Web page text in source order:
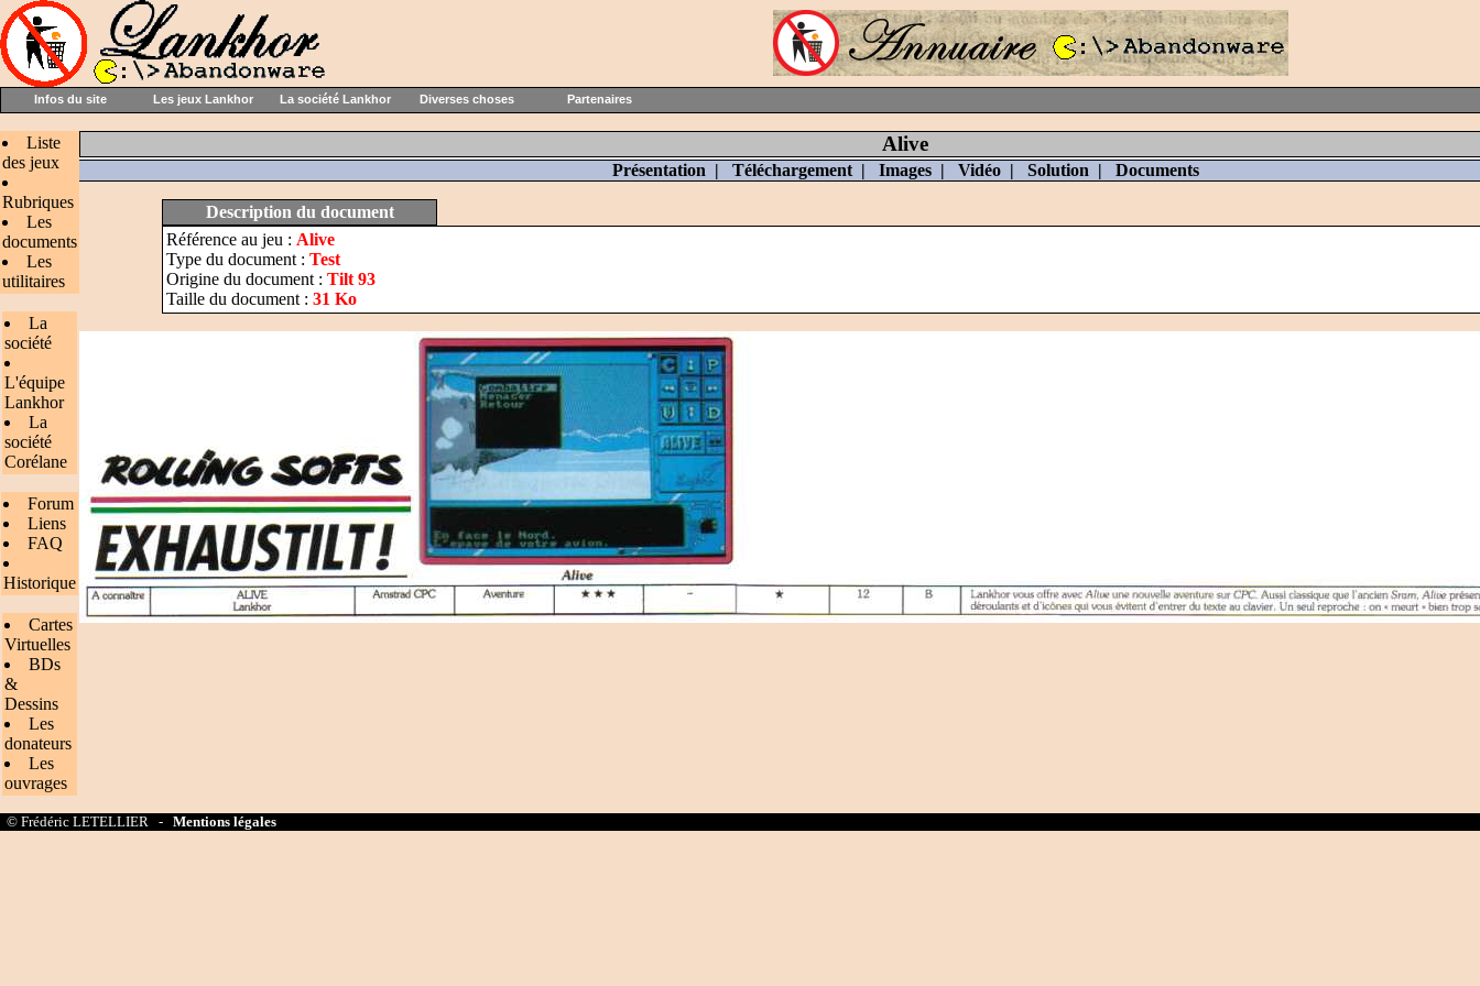
Infos du site Les jeux Lankhor La société Lankhor Diverses choses Partenaires
Liste
des jeux
Rubriques
Les
documents
Les
utilitaires
La
société
L'équipe
Lankhor
La
société
Corélane
Forum
Liens
FAQ
Historique
Cartes
Virtuelles
BDs
&
Dessins
Les
donateurs
Les
ouvrages
Alive
Présentation | Téléchargement| Images| Vidéo| Solution | Documents
Description du document
Référence au jeu : Alive
Type du document : Test
Origine du document : Tilt 93
Taille du document : 31 Ko
© Frédéric LETELLIER - Mentions légales